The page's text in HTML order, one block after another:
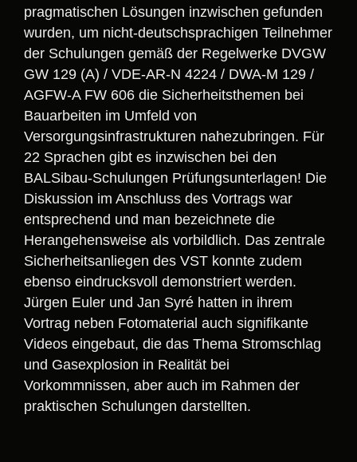
pragmatischen Lösungen inzwischen gefunden
wurden, um nicht-deutschsprachigen Teilnehmer
der Schulungen gemäß der Regelwerke DVGW
GW 129 (A) / VDE-AR-N 4224 / DWA-M 129 /
AGFW-A FW 606 die Sicherheitsthemen bei
Bauarbeiten im Umfeld von
Versorgungsinfrastrukturen nahezubringen. Für
22 Sprachen gibt es inzwischen bei den
BALSibau-Schulungen Prüfungsunterlagen! Die
Diskussion im Anschluss des Vortrags war
entsprechend und man bezeichnete die
Herangehensweise als vorbildlich. Das zentrale
Sicherheitsanliegen des VST konnte zudem
ebenso eindrucksvoll demonstriert werden.
Jürgen Euler und Jan Syré hatten in ihrem
Vortrag neben Fotomaterial auch signifikante
Videos eingebaut, die das Thema Stromschlag
und Gasexplosion in Realität bei
Vorkommnissen, aber auch im Rahmen der
praktischen Schulungen darstellten.